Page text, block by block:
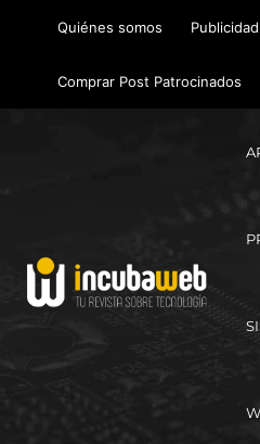
Quiénes somos Publicidad
Comprar Post Patrocinados